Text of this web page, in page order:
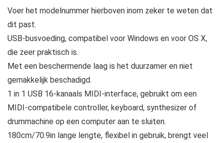
Voer het modelnummer hierboven inom zeker te weten dat
dit past.
USB-busvoeding, compatibel voor Windows en voor OS X,
die zeer praktisch is.
Met een beschermende laag is het duurzamer en niet
gemakkelijk beschadigd.
1 in 1 USB 16‑kanaals MIDI-interface, gebruikt om een ​​
MIDI-compatibele controller, keyboard, synthesizer of
drummachine op een computer aan te sluiten.
180cm/70.9in lange lengte, flexibel in gebruik, brengt veel